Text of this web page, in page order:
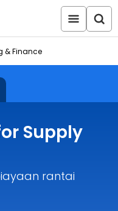
& Finance
Supply
rantai